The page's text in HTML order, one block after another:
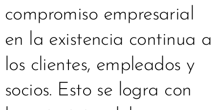
compromiso empresarial
en la existencia continua a
los clientes, empleados y
socios. Esto se logra con